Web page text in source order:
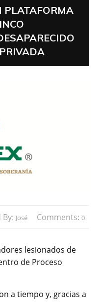
PLATAFORMA
By: José Comments: 0
lesionados de
de Proceso
a tiempo y, gracias a